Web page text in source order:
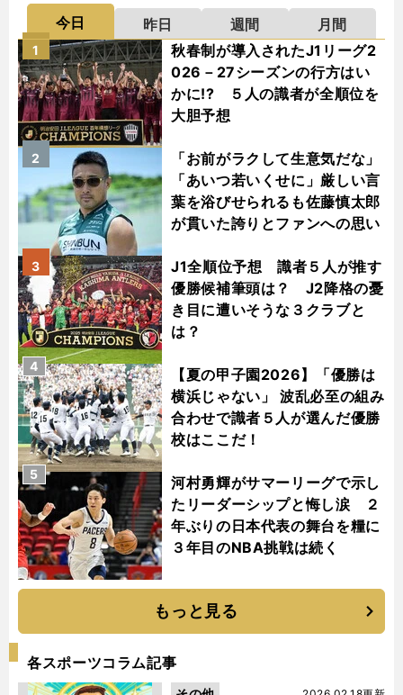
今日 昨日 週間
月間
秋春制が導入されたJ1リーグ2
026－27シーズンの行方はい
かに!? ５人の識者が全順位を
大胆予想
1
「お前がラクして生意気だな」
「あいつ若いくせに」厳しい言
葉を浴びせられるも佐藤慎太郎
が貫いた誇りとファンへの思い
2
J1全順位予想 識者５人が推す
優勝候補筆頭は？ J2降格の憂
き目に遭いそうな３クラブと
は？
3
【夏の甲子園2026】「優勝は
横浜じゃない」 波乱必至の組み
合わせで識者５人が選んだ優勝
校はここだ！
4
河村勇輝がサマーリーグで示し
たリーダーシップと悔し涙 ２
年ぶりの日本代表の舞台を糧に
３年目のNBA挑戦は続く
5
もっと見る
各スポーツコラム記事